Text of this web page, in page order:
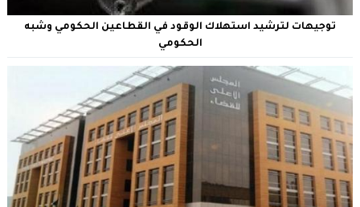
توجيهات لترشيد استهلاك الوقود في القطاعين الحكومي وشبه
الحكومي